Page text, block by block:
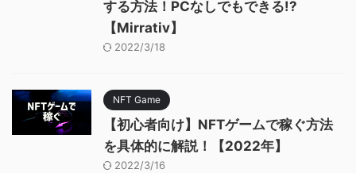
する方法！PCなしでもできる!?
【Mirrativ】
2022/3/18
NFT Game
【初心者向け】NFTゲームで稼ぐ方法
を具体的に解説！【2022年】
2022/3/16